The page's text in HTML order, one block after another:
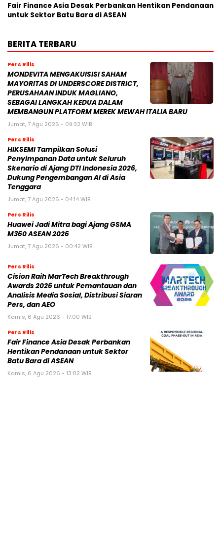
Fair Finance Asia Desak Perbankan Hentikan Pendanaan
untuk Sektor Batu Bara di ASEAN
BERITA TERBARU
Pers Rilis
MONDEVITA MENGAKUISISI SAHAM
MAYORITAS DI UNDERSCORE DISTRICT,
PERUSAHAAN INDUK MAGLIANO,
SEBAGAI LANGKAH KEDUA DALAM
MEMBANGUN PLATFORM MEREK MEWAH ITALIA BARU
Jumat, 7 Agu 2026 - 09:32 WIB
Pers Rilis
HIKSEMI Tampilkan Solusi
Penyimpanan Data untuk Seluruh
Skenario di Ajang DTI Indonesia 2026,
Dukung Pengembangan AI di Asia
Tenggara
Jumat, 7 Agu 2026 - 04:14 WIB
Pers Rilis
Huawei Jadi Mitra bagi Ajang GSMA
M360 ASEAN 2026
Jumat, 7 Agu 2026 - 00:42 WIB
Pers Rilis
Cision Raih MarTech Breakthrough
Awards 2026 untuk Pemantauan dan
Analisis Media Sosial, Distribusi Siaran
Pers, dan AEO
Kamis, 6 Agu 2026 - 17:00 WIB
Pers Rilis
Fair Finance Asia Desak Perbankan
Hentikan Pendanaan untuk Sektor
Batu Bara di ASEAN
Kamis, 6 Agu 2026 - 13:02 WIB